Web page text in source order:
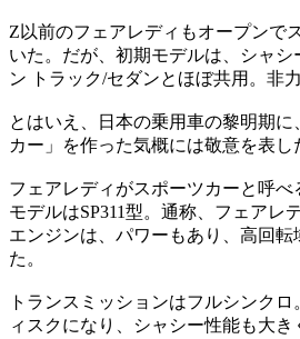
Z以前のフェアレディもオープンで
いた。だが、初期モデルは、シャ
ン トラック/セダンとほぼ共用。非
とはいえ、日本の乗用車の黎明期
カー」を作った気概には敬意を表し
フェアレディがスポーツカーと呼
モデルはSP311型。通称、フェアレ
エンジンは、パワーもあり、高回転
た。
トランスミッションはフルシンク
ィスクになり、シャシー性能も大き